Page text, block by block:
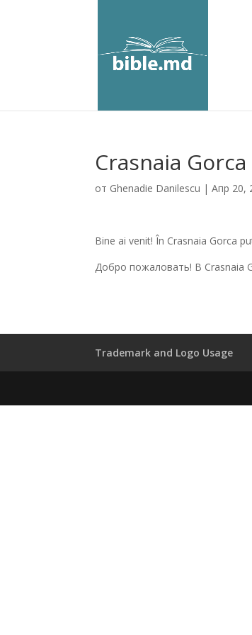
Crasnaia Gorca
от Ghenadie Danilescu |Апр 20,
Bine ai venit! În Crasnaia Gorca
Добро пожаловать! В Crasnaia
Trademark and Logo Usage